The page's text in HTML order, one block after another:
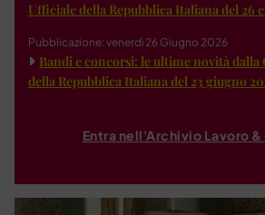
Ufficiale della Repubblica Italiana del 26
Pubblicazione: venerdì 26 Giugno 2026
Bandi e concorsi: le ultime novità dalla
della Repubblica Italiana del 23 giugno
Entra nell'Archivio Lavoro